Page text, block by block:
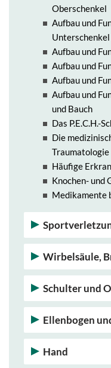
Oberschenkel
Aufbau und
Unterschenkel
Aufbau und
Aufbau und
Aufbau und
Aufbau und
und Bauch
Das P.E.C.H.-
Die
Traumatologie
Häufige
Knochen- und
Medikamente
Wirbelsäule,
Schulter und
Ellenbogen
Hand